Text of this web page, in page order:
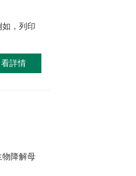
，列印
看詳情
降解母